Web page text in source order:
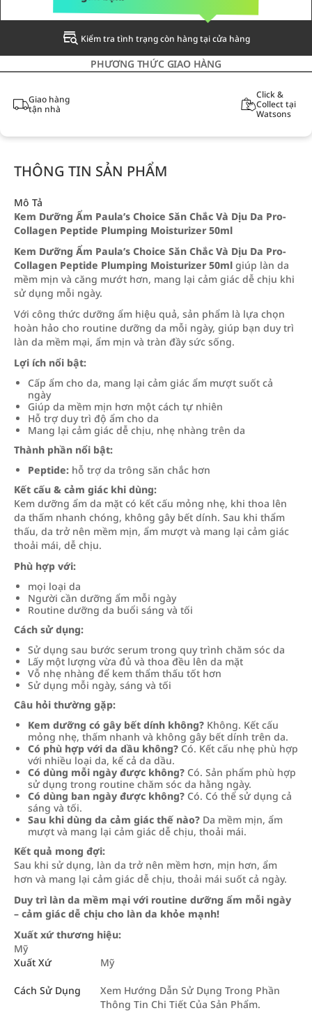
THÔNG BÁO CHO TÔI
Kiểm tra tình trạng còn hàng tại cửa hàng
PHƯƠNG THỨC GIAO HÀNG
Giao hàng
tận nhà
Click &
Collect tại
Watsons
THÔNG TIN SẢN PHẨM
Mô Tả
Kem Dưỡng Ẩm Paula’s Choice Săn Chắc Và Dịu Da Pro-
Collagen Peptide Plumping Moisturizer 50ml
Kem Dưỡng Ẩm Paula’s Choice Săn Chắc Và Dịu Da Pro-
Collagen Peptide Plumping Moisturizer 50ml giúp làn da
mềm mịn và căng mướt hơn, mang lại cảm giác dễ chịu khi
sử dụng mỗi ngày.
Với công thức dưỡng ẩm hiệu quả, sản phẩm là lựa chọn
hoàn hảo cho routine dưỡng da mỗi ngày, giúp bạn duy trì
làn da mềm mại, ẩm mịn và tràn đầy sức sống.
Lợi ích nổi bật:
Cấp ẩm cho da, mang lại cảm giác ẩm mượt suốt cả
ngày
Giúp da mềm mịn hơn một cách tự nhiên
Hỗ trợ duy trì độ ẩm cho da
Mang lại cảm giác dễ chịu, nhẹ nhàng trên da
Thành phần nổi bật:
Peptide: hỗ trợ da trông săn chắc hơn
Kết cấu & cảm giác khi dùng:
Kem dưỡng ẩm da mặt có kết cấu mỏng nhẹ, khi thoa lên
da thấm nhanh chóng, không gây bết dính. Sau khi thẩm
thấu, da trở nên mềm mịn, ẩm mượt và mang lại cảm giác
thoải mái, dễ chịu.
Phù hợp với:
mọi loại da
Người cần dưỡng ẩm mỗi ngày
Routine dưỡng da buổi sáng và tối
Cách sử dụng:
Sử dụng sau bước serum trong quy trình chăm sóc da
Lấy một lượng vừa đủ và thoa đều lên da mặt
Vỗ nhẹ nhàng để kem thẩm thấu tốt hơn
Sử dụng mỗi ngày, sáng và tối
Câu hỏi thường gặp:
Kem dưỡng có gây bết dính không? Không. Kết cấu
mỏng nhẹ, thấm nhanh và không gây bết dính trên da.
Có phù hợp với da dầu không? Có. Kết cấu nhẹ phù hợp
với nhiều loại da, kể cả da dầu.
Có dùng mỗi ngày được không? Có. Sản phẩm phù hợp
sử dụng trong routine chăm sóc da hằng ngày.
Có dùng ban ngày được không? Có. Có thể sử dụng cả
sáng và tối.
Sau khi dùng da cảm giác thế nào? Da mềm mịn, ẩm
mượt và mang lại cảm giác dễ chịu, thoải mái.
Kết quả mong đợi:
Sau khi sử dụng, làn da trở nên mềm hơn, mịn hơn, ẩm
hơn và mang lại cảm giác dễ chịu, thoải mái suốt cả ngày.
Duy trì làn da mềm mại với routine dưỡng ẩm mỗi ngày
– cảm giác dễ chịu cho làn da khỏe mạnh!
Xuất xứ thương hiệu:
Mỹ
Xuất Xứ
Mỹ
Cách Sử Dụng
Xem Hướng Dẫn Sử Dụng Trong Phần
Thông Tin Chi Tiết Của Sản Phẩm.